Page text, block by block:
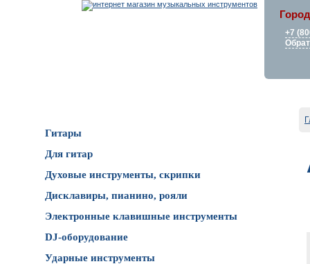
+7
Гитары
Для гитар
Духовые инструменты, скрипки
Дисклавиры, пианино, рояли
Электронные клавишные инструменты
DJ-оборудование
Ударные инструменты